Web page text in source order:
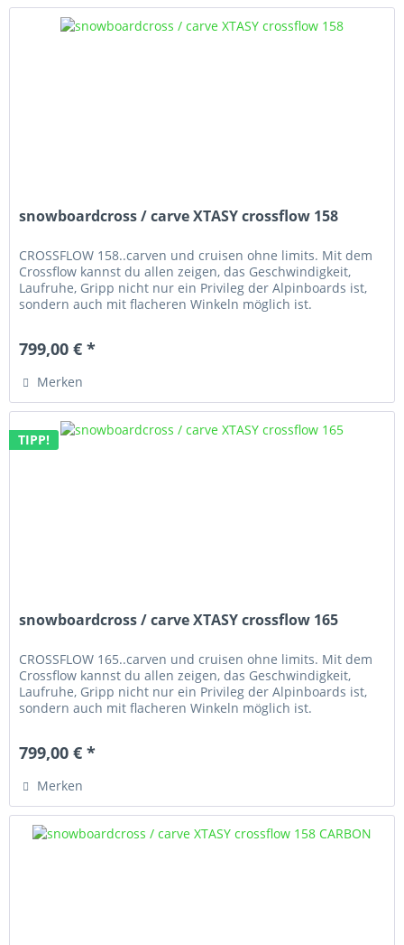
snowboardcross / carve XTASY crossflow 158
CROSSFLOW 158..carven und cruisen ohne limits. Mit dem
Crossflow kannst du allen zeigen, das Geschwindigkeit,
Laufruhe, Gripp nicht nur ein Privileg der Alpinboards ist,
sondern auch mit flacheren Winkeln möglich ist.
799,00 € *
Merken
TIPP!
snowboardcross / carve XTASY crossflow 165
CROSSFLOW 165..carven und cruisen ohne limits. Mit dem
Crossflow kannst du allen zeigen, das Geschwindigkeit,
Laufruhe, Gripp nicht nur ein Privileg der Alpinboards ist,
sondern auch mit flacheren Winkeln möglich ist.
799,00 € *
Merken